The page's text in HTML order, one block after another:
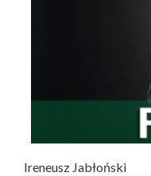
Ireneusz Jabłoński